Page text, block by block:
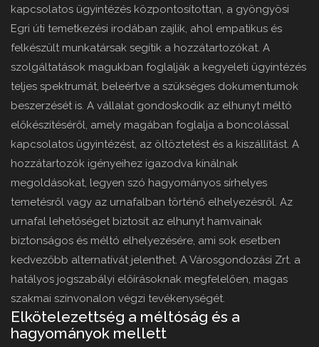
kapcsolatos ügyintézés központosítottan, a gyöngyösi
Egri úti temetkezési irodában zajlik, ahol empatikus és
felkészült munkatársak segítik a hozzátartozókat. A
szolgáltatások magukban foglalják a kegyeleti ügyintézés
teljes spektrumát, beleértve a szükséges dokumentumok
beszerzését is. A vállalat gondoskodik az elhunyt méltó
előkészítéséről, amely magában foglalja a boncolással
kapcsolatos ügyintézést, az öltöztetést és a kiszállítást. A
hozzátartozók igényeihez igazodva kínálnak
megoldásokat, legyen szó hagyományos sírhelyes
temetésről vagy az urnafalban történő elhelyezésről. Az
urnafal lehetőséget biztosít az elhunyt hamvainak
biztonságos és méltó elhelyezésére, ami sok esetben
kedvezőbb alternatívát jelenthet. A Városgondozási Zrt. a
hatályos jogszabályi előírásoknak megfelelően, magas
szakmai színvonalon végzi tevékenységét.
Elkötelezettség a méltóság és a
hagyományok mellett